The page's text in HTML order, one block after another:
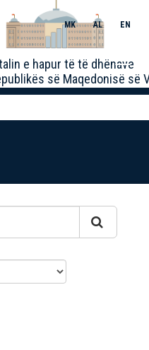
e hapur të të dhënave
së Maqedonisë së
MK AL EN
Toggle